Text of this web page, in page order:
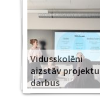
Vidusskolēni
aizstāv projektu
darbus